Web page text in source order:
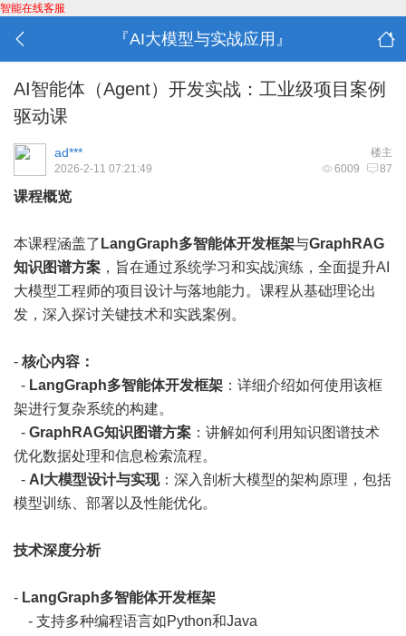
智能在线客服
『AI大模型与实战应用』
AI智能体（Agent）开发实战：工业级项目案例
驱动课
楼主
ad***
6009 87
2026-2-11 07:21:49
课程概览
本课程涵盖了 LangGraph多智能体开发框架与GraphRAG
知识图谱方案 ，旨在通过系统学习和实战演练，全面提升AI
大模型工程师的项目设计与落地能力。课程从基础理论出
发，深入探讨关键技术和实践案例。
- 核心内容：
- LangGraph多智能体开发框架 ：详细介绍如何使用该框
架进行复杂系统的构建。
- GraphRAG知识图谱方案 ：讲解如何利用知识图谱技术
优化数据处理和信息检索流程。
- AI大模型设计与实现：深入剖析大模型的架构原理，包括
模型训练、部署以及性能优化。
技术深度分析
- LangGraph多智能体开发框架
- 支持多种编程语言如Python和Java